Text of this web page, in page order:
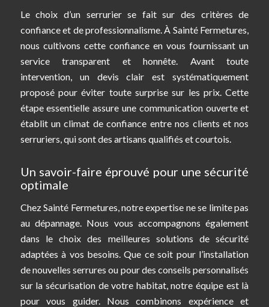
Le choix d’un serrurier se fait sur des critères de
confiance et de professionnalisme. À Sainté Fermetures,
nous cultivons cette confiance en vous fournissant un
service transparent et honnête. Avant toute
intervention, un devis clair est systématiquement
proposé pour éviter toute surprise sur les prix. Cette
étape essentielle assure une communication ouverte et
établit un climat de confiance entre nos clients et nos
serruriers, qui sont des artisans qualifiés et courtois.
Un savoir-faire éprouvé pour une sécurité
optimale
Chez Sainté Fermetures, notre expertise ne se limite pas
au dépannage. Nous vous accompagnons également
dans le choix des meilleures solutions de sécurité
adaptées à vos besoins. Que ce soit pour l’installation
de nouvelles serrures ou pour des conseils personnalisés
sur la sécurisation de votre habitat, notre équipe est là
pour vous guider. Nous combinons expérience et